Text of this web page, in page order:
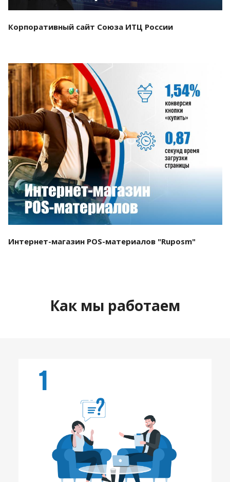
Корпоративный сайт Союза ИТЦ России
Смотреть проект
Интернет-магазин POS-материалов "Ruposm"
Как мы работаем
1